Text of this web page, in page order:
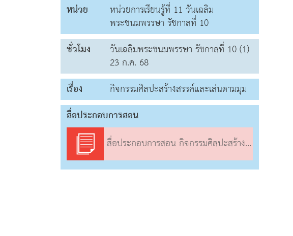
หน่วย
หน่วยการเรียนรู้ที่ 11 วันเฉลิม
พระชนมพรรษา รัชกาลที่ 10
ชั่วโมง
วันเฉลิมพระชนมพรรษา รัชกาลที่ 10 (1)
23 ก.ค. 68
เรื่อง
กิจกรรมศิลปะสร้างสรรค์และเล่นตามมุม
สื่อประกอบการสอน
สื่อประกอบการสอน กิจกรรมศิลปะสร้างสรรค์และเล่นตามมุม